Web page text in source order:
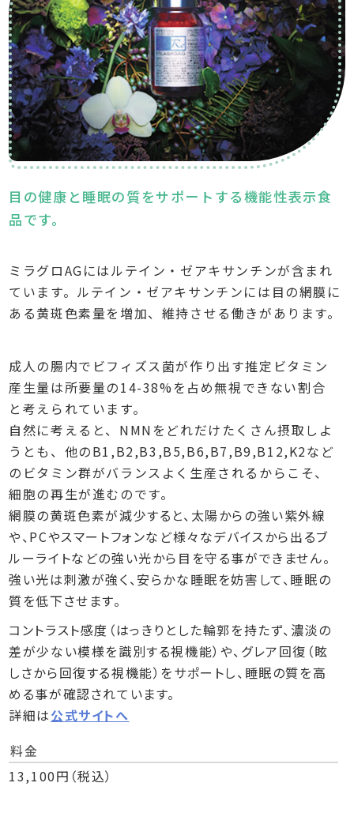
目の健康と睡眠の質をサポートする機能性表示食
品です。
ミラグロAGにはルテイン・ゼアキサンチンが含まれ
ています。ルテイン・ゼアキサンチンには目の網膜に
ある黄斑色素量を増加、維持させる働きがあります。
成人の腸内でビフィズス菌が作り出す推定ビタミン
産生量は所要量の14-38%を占め無視できない割合
と考えられています。
自然に考えると、NMNをどれだけたくさん摂取しよ
うとも、他のB1,B2,B3,B5,B6,B7,B9,B12,K2など
のビタミン群がバランスよく生産されるからこそ、
細胞の再生が進むのです。
網膜の黄斑色素が減少すると、太陽からの強い紫外線
や、PCやスマートフォンなど様々なデバイスから出るブ
ルーライトなどの強い光から目を守る事ができません。
強い光は刺激が強く、安らかな睡眠を妨害して、睡眠の
質を低下させます。
コントラスト感度（はっきりとした輪郭を持たず、濃淡の
差が少ない模様を識別する視機能）や、グレア回復（眩
しさから回復する視機能）をサポートし、睡眠の質を高
める事が確認されています。
詳細は公式サイトへ
料金
13,100円（税込）